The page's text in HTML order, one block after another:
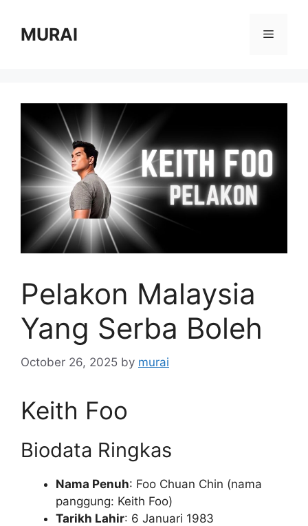
contentMURAI Menu
Pelakon Malaysia
Yang Serba Boleh
October 26, 2025 by murai
Keith Foo
Biodata Ringkas
Nama Penuh: Foo Chuan Chin (nama
panggung: Keith Foo)
Tarikh Lahir: 6 Januari 1983